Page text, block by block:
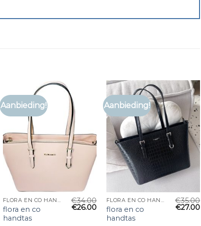
Aanbieding!
FLORA EN CO HANDTAS
flora en co
handtas
€34.00
€26.00
Aanbieding!
FLORA EN CO HANDTAS
flora en co
handtas
€35.00
€27.00